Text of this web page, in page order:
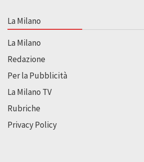
La Milano
La Milano
Redazione
Per la Pubblicità
La Milano TV
Rubriche
Privacy Policy